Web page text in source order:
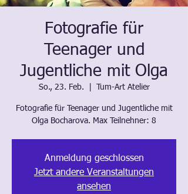
Fotografie für
Teenager und
Jugentliche mit Olga
So., 23. Feb. Tum-Art Atelier
Fotografie für Teenager und Jugentliche mit
Olga Bocharova. Max Teilnehner: 8
Anmeldung geschlossen
Jetzt andere Veranstaltungen
ansehen